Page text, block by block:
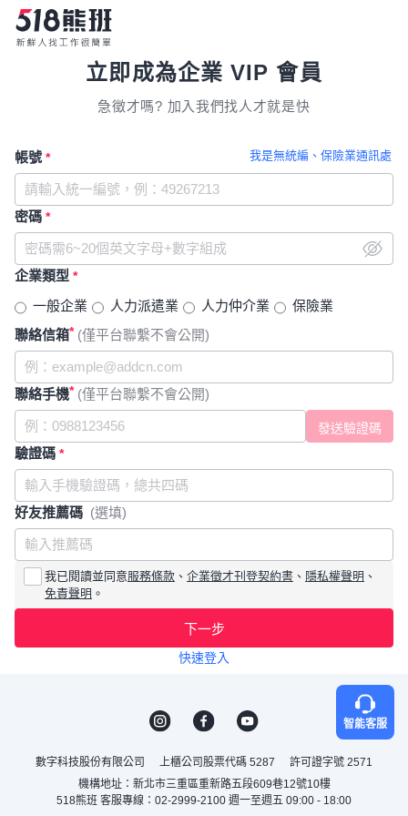
立即成為企業 VIP 會員
急徵才嗎? 加入我們找人才就是快
我是無統編、保險業通訊處
帳號 *
密碼 *
企業類型 *
一般企業 人力派遣業 人力仲介業
保險業
聯絡信箱* (僅平台聯繫不會公開)
聯絡手機* (僅平台聯繫不會公開)
驗證碼 *
好友推薦碼 (選填)
我已閱讀並同意服務條款 、 企業徵才刊登契約書 、 隱私權聲明 、
免責聲明 。
下一步
快速登入
智能客服
數字科技股份有限公司 上櫃公司股票代碼 5287
許可證字號 2571
機構地址：新北市三重區重新路五段609巷12號10樓
518熊班 客服專線：02-2999-2100 週一至週五 09:00 - 18:00